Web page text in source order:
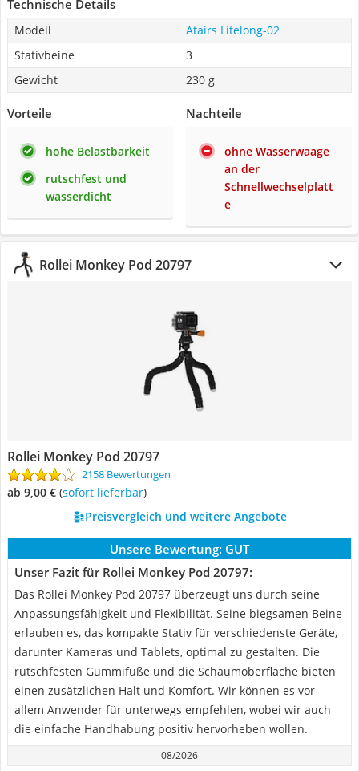
Technische Details
Modell
Atairs Litelong-02
Stativbeine
3
Gewicht
230 g
Vorteile
hohe Belastbarkeit
rutschfest und
wasserdicht
Nachteile
ohne Wasserwaage
an der
Schnellwechselplatt
e
Rollei Monkey Pod ‎20797
Rollei Monkey Pod ‎20797
2158 Bewertungen
ab 9,00 € ( Sofort lieferbar)
Preisvergleich und weitere Angebote
Unsere Bewertung: GUT
Unser Fazit für Rollei Monkey Pod ‎20797:
Das Rollei Monkey Pod 20797 überzeugt uns durch seine
Anpassungsfähigkeit und Flexibilität. Seine biegsamen Beine
erlauben es, das kompakte Stativ für verschiedenste Geräte,
darunter Kameras und Tablets, optimal zu gestalten. Die
rutschfesten Gummifüße und die Schaumoberfläche bieten
einen zusätzlichen Halt und Komfort. Wir können es vor
allem Anwender für unterwegs empfehlen, wobei wir auch
die einfache Handhabung positiv hervorheben wollen.
08/2026